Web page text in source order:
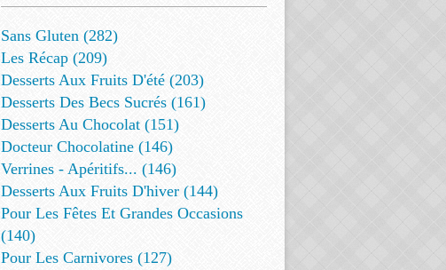
Sans Gluten (282)
Les Récap (209)
Desserts Aux Fruits D'été (203)
Desserts Des Becs Sucrés (161)
Desserts Au Chocolat (151)
Docteur Chocolatine (146)
Verrines - Apéritifs... (146)
Desserts Aux Fruits D'hiver (144)
Pour Les Fêtes Et Grandes Occasions
(140)
Pour Les Carnivores (127)